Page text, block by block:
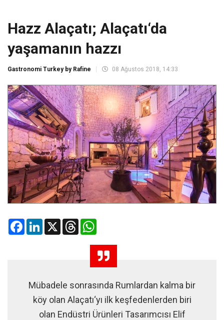
Hazz Alaçatı; Alaçatı‘da
yaşamanın hazzı
Gastronomi Turkey by Rafine 08 Ağustos 2018, 14:33
FacebookLinkedIn
X Threads
Mübadele sonrasında Rumlardan kalma bir
köy olan Alaçatı‘yı ilk keşfedenlerden biri
olan Endüstri Ürünleri Tasarımcısı Elif